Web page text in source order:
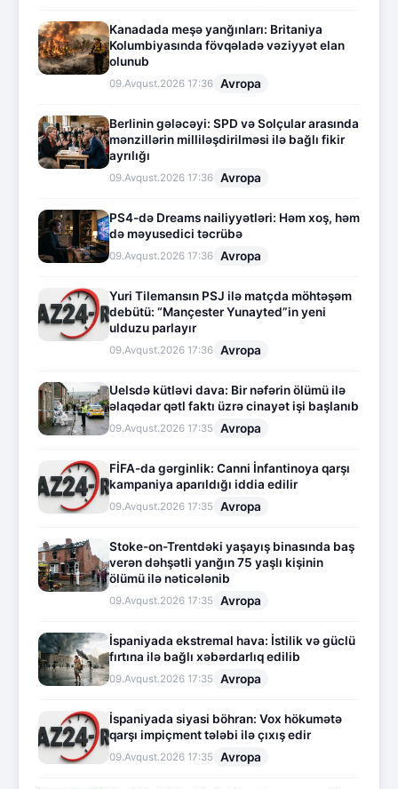
Kanadada meşə yanğınları: Britaniya
Kolumbiyasında fövqəladə vəziyyət elan
olunub
09.Avqust.2026 17:36 Avropa
Berlinin gələcəyi: SPD və Solçular arasında
mənzillərin milliləşdirilməsi ilə bağlı fikir
ayrılığı
09.Avqust.2026 17:36 Avropa
PS4-də Dreams nailiyyətləri: Həm xoş, həm
də məyusedici təcrübə
09.Avqust.2026 17:36 Avropa
Yuri Tilemansın PSJ ilə matçda möhtəşəm
debütü: “Mançester Yunayted”in yeni
ulduzu parlayır
09.Avqust.2026 17:36 Avropa
Uelsdə kütləvi dava: Bir nəfərin ölümü ilə
əlaqədar qətl faktı üzrə cinayət işi başlanıb
09.Avqust.2026 17:35 Avropa
FİFA-da gərginlik: Canni İnfantinoya qarşı
kampaniya aparıldığı iddia edilir
09.Avqust.2026 17:35 Avropa
Stoke-on-Trentdəki yaşayış binasında baş
verən dəhşətli yanğın 75 yaşlı kişinin
ölümü ilə nəticələnib
09.Avqust.2026 17:35 Avropa
İspaniyada ekstremal hava: İstilik və güclü
fırtına ilə bağlı xəbərdarlıq edilib
09.Avqust.2026 17:35 Avropa
İspaniyada siyasi böhran: Vox hökumətə
qarşı impiçment tələbi ilə çıxış edir
09.Avqust.2026 17:35 Avropa